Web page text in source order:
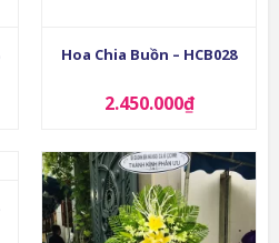
Hoa Chia Buồn – HCB028
2.450.000₫